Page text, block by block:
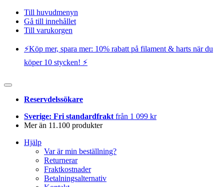
Till huvudmenyn
Gå till innehållet
Till varukorgen
⚡️Köp mer, spara mer: 10% rabatt på filament & harts när du
köper 10 stycken! ⚡️
Reservdelssökare
Sverige: Fri standardfrakt från 1 099 kr
Mer än 11.100 produkter
Hjälp
Var är min beställning?
Returnerar
Fraktkostnader
Betalningsalternativ